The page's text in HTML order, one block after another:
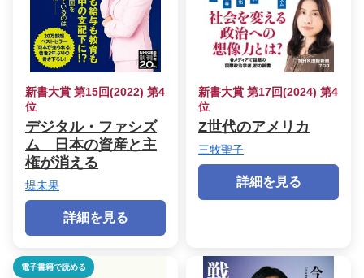
新書大賞 第15回(2022) 第4
位
デジタル・ファシズ
ム 日本の資産と主
権が消える
堤未果
詳細を見る
新書大賞 第17回(2024) 第4
位
Z世代のアメリカ
三牧聖子
詳細を見る
電子書籍で読める